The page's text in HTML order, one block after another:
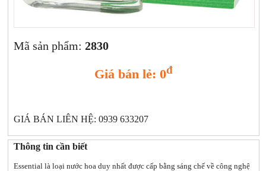
Kit | Samples các loại
Mã sản phẩm:2830
Giá bán lẻ: 0đ
GIÁ BÁN LIÊN HỆ: 0939 633207
Thông tin cần biết
Essential là loại nước hoa duy nhất được cấp bằng sáng chế về công nghệ